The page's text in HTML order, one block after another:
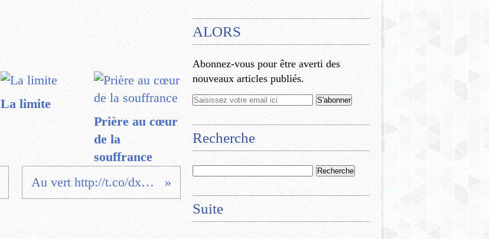
La limite
Prière au cœur
de la
souffrance
Au vert http://t.co/dxvYX2jJzp
ALORS
Abonnez-vous pour être averti des
nouveaux articles publiés.
Recherche
Suite